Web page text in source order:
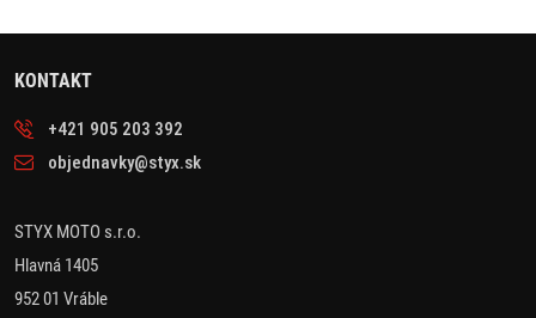
KONTAKT
+421 905 203 392
objednavky@styx.sk
STYX MOTO s.r.o.
Hlavná 1405
952 01 Vráble